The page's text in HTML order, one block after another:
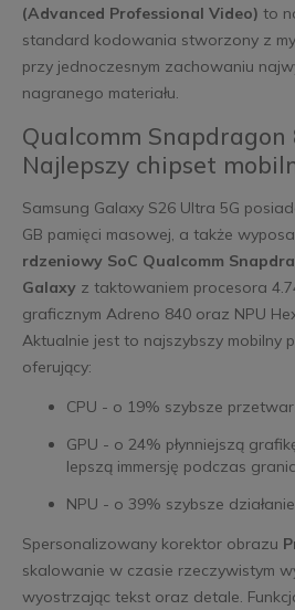
(Advanced Professional Video) to
standard kodowania stworzony z
przy jednoczesnym zachowaniu
nagranego materiału.
Qualcomm Snapdragon
Najlepszy chipset
Samsung Galaxy S26 Ultra 5G
GB pamięci masowej, a także
rdzeniowy SoC Qualcomm
Galaxyz taktowaniem procesora
graficznym Adreno 840 oraz NPU
Aktualnie jest to najszybszy mobilny
oferujący:
CPU - o 19% szybsze
GPU - o 24% płynniejszą
lepszą immersję podczas
NPU - o 39% szybsze
Spersonalizowany korektor obrazu
skalowanie w czasie rzeczywistym
wyostrzając tekst oraz detale.